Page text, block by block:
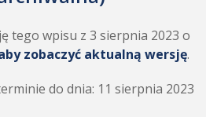
tego wpisu z 3 sierpnia 2023 o
zobaczyć aktualną wersję.
do dnia: 11 sierpnia 2023